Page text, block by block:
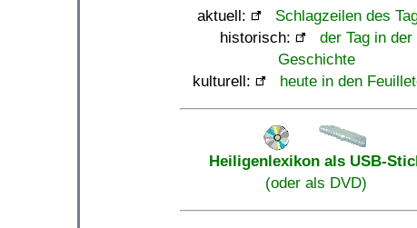
aktuell:
Schlagzeilen des
historisch:
der Tag in der
Geschichte
kulturell:
heute in den
Heiligenlexikon als USB-
(oder als DVD)